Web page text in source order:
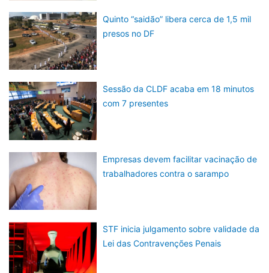
Quinto “saidão” libera cerca de 1,5 mil
presos no DF
Sessão da CLDF acaba em 18 minutos
com 7 presentes
Empresas devem facilitar vacinação de
trabalhadores contra o sarampo
STF inicia julgamento sobre validade da
Lei das Contravenções Penais